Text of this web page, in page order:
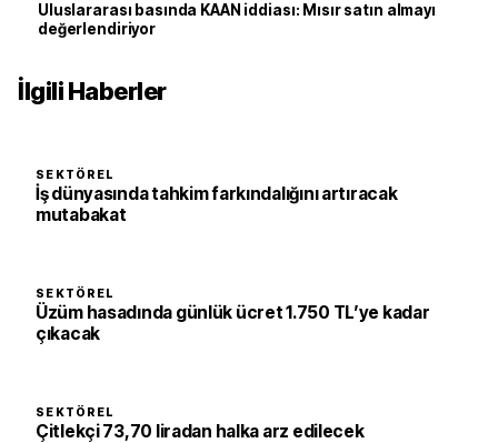
Uluslararası basında KAAN iddiası: Mısır satın almayı
değerlendiriyor
İlgili Haberler
SEKTÖREL
İş dünyasında tahkim farkındalığını artıracak
mutabakat
SEKTÖREL
Üzüm hasadında günlük ücret 1.750 TL’ye kadar
çıkacak
SEKTÖREL
Çitlekçi 73,70 liradan halka arz edilecek